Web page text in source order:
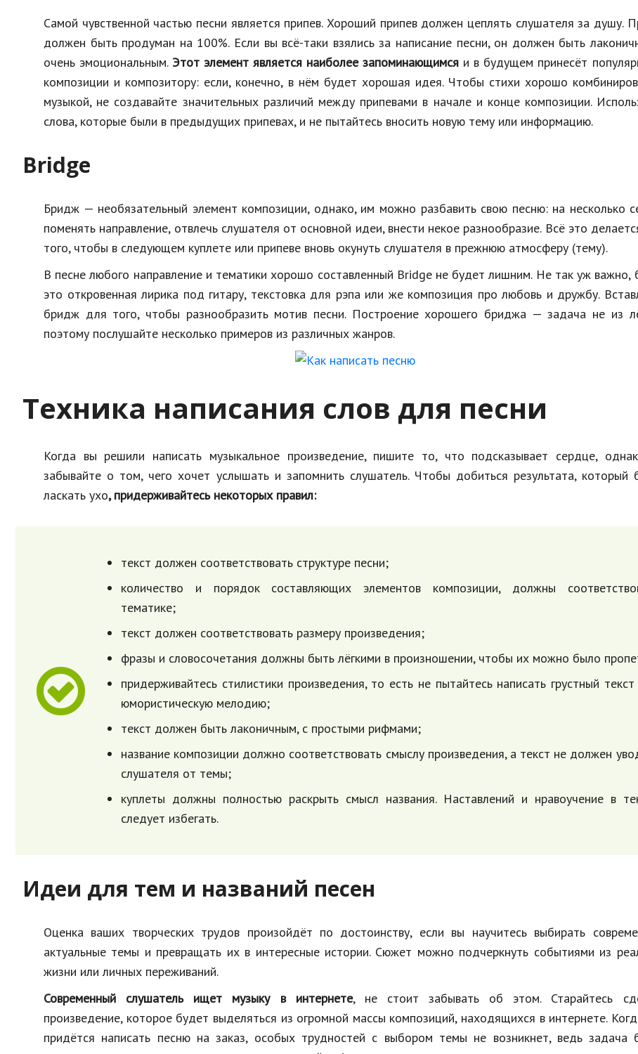
Самой чувственной частью песни является припев. Хороший припев должен цеплять слушателя за душу.
должен быть продуман на 100%. Если вы всё-таки взялись за написание песни, он должен быть
очень эмоциональным. Этот элемент является наиболее запоминающимся и в будущем принесёт
композиции и композитору: если, конечно, в нём будет хорошая идея. Чтобы стихи хорошо
музыкой, не создавайте значительных различий между припевами в начале и конце композиции.
слова, которые были в предыдущих припевах, и не пытайтесь вносить новую тему или информацию.
Bridge
Бридж — необязательный элемент композиции, однако, им можно разбавить свою песню: на несколько
поменять направление, отвлечь слушателя от основной идеи, внести некое разнообразие. Всё это
того, чтобы в следующем куплете или припеве вновь окунуть слушателя в прежнюю атмосферу (тему).
В песне любого направление и тематики хорошо составленный Bridge не будет лишним. Не так уж важно,
это откровенная лирика под гитару, текстовка для рэпа или же композиция про любовь и дружбу.
бридж для того, чтобы разнообразить мотив песни. Построение хорошего бриджа — задача не из
поэтому послушайте несколько примеров из различных жанров.
Техника написания слов для песни
Когда вы решили написать музыкальное произведение, пишите то, что подсказывает сердце,
забывайте о том, чего хочет услышать и запомнить слушатель. Чтобы добиться результата, который
ласкать ухо, придерживайтесь некоторых правил:
текст должен соответствовать структуре песни;
количество и порядок составляющих элементов композиции, должны
тематике;
текст должен соответствовать размеру произведения;
фразы и словосочетания должны быть лёгкими в произношении, чтобы их можно было
придерживайтесь стилистики произведения, то есть не пытайтесь написать грустный
юмористическую мелодию;
текст должен быть лаконичным, с простыми рифмами;
название композиции должно соответствовать смыслу произведения, а текст не должен
слушателя от темы;
куплеты должны полностью раскрыть смысл названия. Наставлений и нравоучение в
следует избегать.
Идеи для тем и названий песен
Оценка ваших творческих трудов произойдёт по достоинству, если вы научитесь выбирать
актуальные темы и превращать их в интересные истории. Сюжет можно подчеркнуть событиями из
жизни или личных переживаний.
Современный слушатель ищет музыку в интернете, не стоит забывать об этом. Старайтесь
произведение, которое будет выделяться из огромной массы композиций, находящихся в интернете.
придётся написать песню на заказ, особых трудностей с выбором темы не возникнет, ведь задача